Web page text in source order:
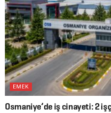
EMEK
Osmaniye’de iş cinayeti: 2